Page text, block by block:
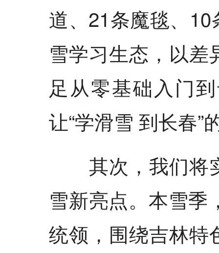
道、21条魔毯、
雪学习生态，以
足从零基础入门
让“学滑雪 到长春”
其次，我们将
雪新亮点。本雪季
统领，围绕吉林特